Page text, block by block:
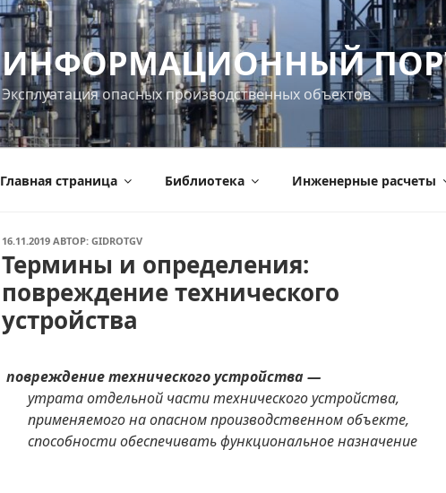
ИНФОРМАЦИОННЫЙ
Эксплуатация опасных производственных объектов
Главная страница Библиотека Инженерные расчеты
ОПУБЛИКОВАНО
16.11.2019 АВТОР: GIDROTGV
Термины и определения:
повреждение технического
устройства
повреждение технического устройства —
утрата отдельной части технического устройства,
применяемого на опасном производственном объекте,
способности обеспечивать функциональное назначение